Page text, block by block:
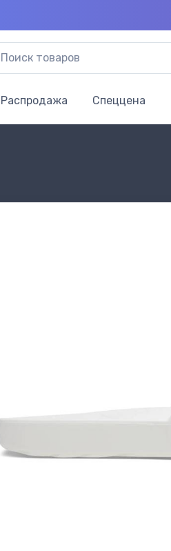
Распродажа Спеццена